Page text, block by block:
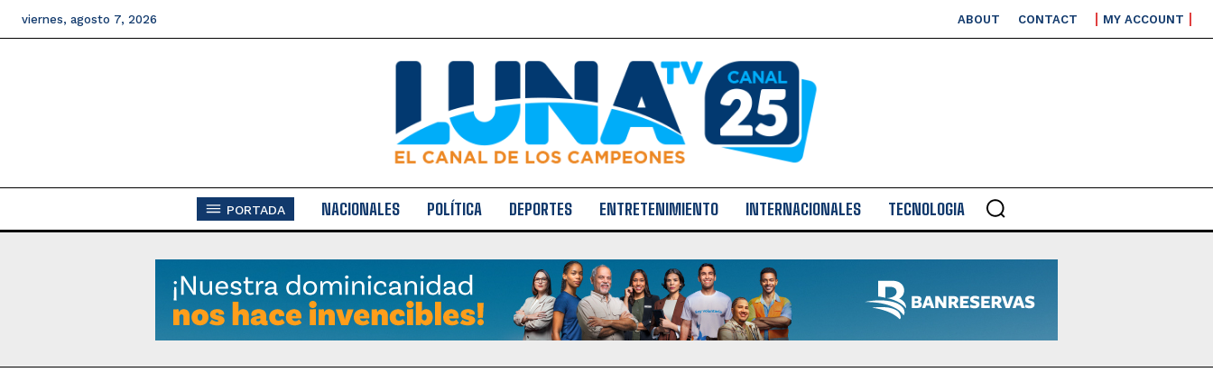
viernes, agosto 7, 2026 ABOUT CONTACT MY ACCOUNT
PORTADA NACIONALES POLÍTICA DEPORTES ENTRETENIMIENTO INTERNACIONALES TECNOLOGIA